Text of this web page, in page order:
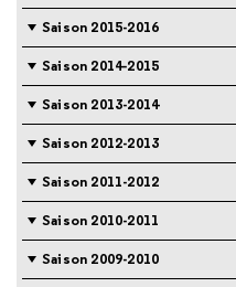
Saison 2015-2016
Saison 2014-2015
Saison 2013-2014
Saison 2012-2013
Saison 2011-2012
Saison 2010-2011
Saison 2009-2010